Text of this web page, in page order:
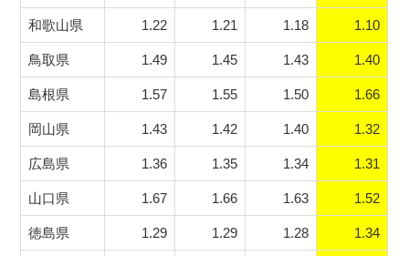
和歌山県 1.22 1.21 1.18 1.10
鳥取県 1.49 1.45 1.43 1.40
島根県 1.57 1.55 1.50 1.66
岡山県 1.43 1.42 1.40 1.32
広島県 1.36 1.35 1.34 1.31
山口県 1.67 1.66 1.63 1.52
徳島県 1.29 1.29 1.28 1.34